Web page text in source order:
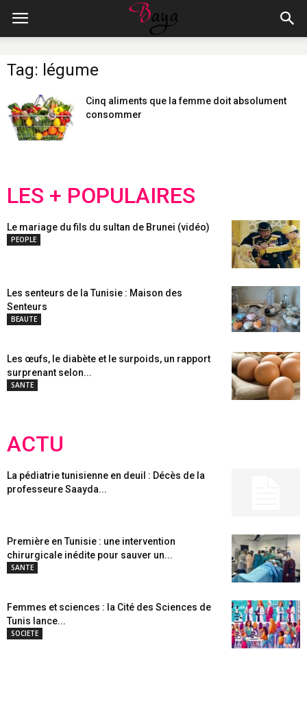
Tag: légume
Cinq aliments que la femme doit absolument
consommer
LES + POPULAIRES
Le mariage du fils du sultan de Brunei (vidéo)
PEOPLE
Les senteurs de la Tunisie : Maison des
Senteurs
BEAUTE
Les œufs, le diabète et le surpoids, un rapport
surprenant selon...
SANTE
ACTU
La pédiatrie tunisienne en deuil : Décès de la
professeure Saayda...
Première en Tunisie : une intervention
chirurgicale inédite pour sauver un...
SANTE
Femmes et sciences : la Cité des Sciences de
Tunis lance...
SOCIETE